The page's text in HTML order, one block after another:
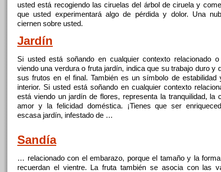
usted está recogiendo las ciruelas del árbol de ciruela y
que usted experimentará algo de pérdida y dolor. Una
ciernen sobre usted.
Jardín
Si usted está soñando en cualquier contexto relacionado
viendo una verdura o frutajardín, indica que su trabajo duro y
sus frutos en el final. También es un símbolo de estabilidad
interior. Si usted está soñando en cualquier contexto
está viendo un jardín de flores, representa la tranquilidad, la
amor y la felicidad doméstica. ¡Tienes que ser
escasa jardín, infestado de …
Sandía
… relacionado con el embarazo, porque el tamaño y la
recuerdan el vientre. Lafruta también se asocia con las